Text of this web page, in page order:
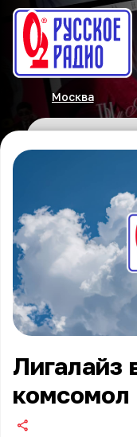
Москва
Лигалайз
комсомол